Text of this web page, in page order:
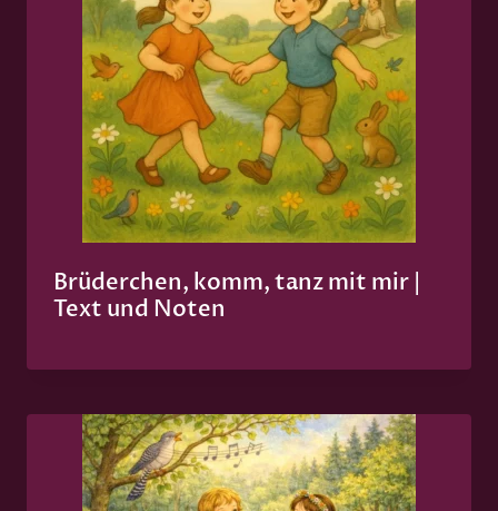
Brüderchen, komm, tanz mit mir |
Text und Noten